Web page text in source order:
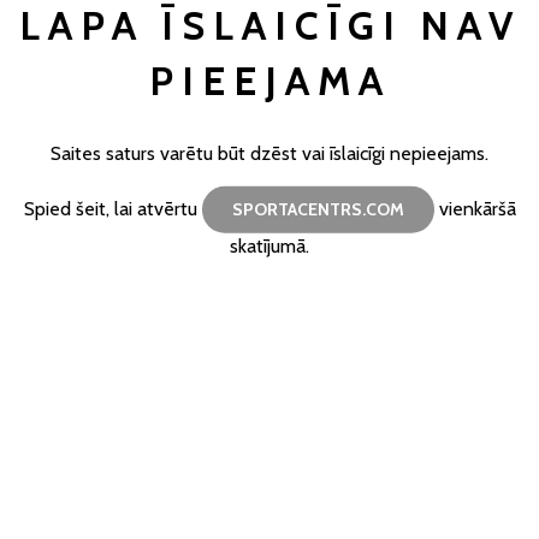
LAPA ĪSLAICĪGI NAV
PIEEJAMA
Saites saturs varētu būt dzēst vai īslaicīgi nepieejams.
Spied šeit, lai atvērtu SPORTACENTRS.COM
vienkāršā
skatījumā.